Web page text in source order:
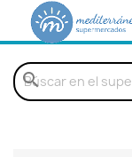
search